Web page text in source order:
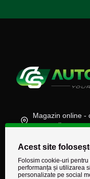
Magazin online -
accesorii auto,
(+40) 745 848 890
Acest site
Folosim cookie-uri
performanța și utilizarea
personalizate pe social